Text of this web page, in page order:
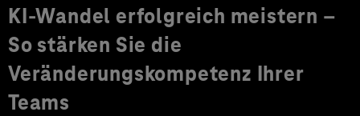
KI-Wandel erfolgreich meistern –
So stärken Sie die
Veränderungskompetenz Ihrer
Teams